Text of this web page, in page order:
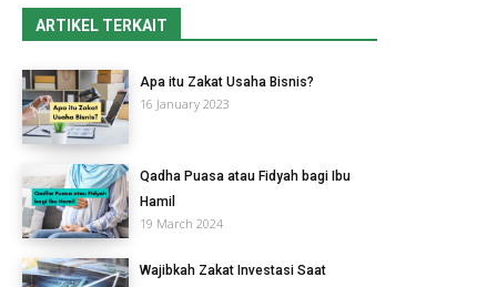
ARTIKEL TERKAIT
Apa itu Zakat Usaha Bisnis?
16 January 2023
Qadha Puasa atau Fidyah bagi Ibu
Hamil
19 March 2024
Wajibkah Zakat Investasi Saat